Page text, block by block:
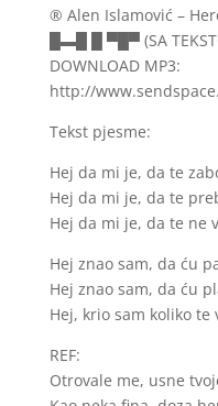
® Alen Islamović –
█▬█ █ ▀█▀ (SA
DOWNLOAD MP3:
http://
Tekst pjesme:
Hej da mi je, da te
Hej da mi je, da te
Hej da mi je, da te ne
Hej znao sam, da ću
Hej znao sam, da ću
Hej, krio sam koliko te
REF:
Otrovale me, usne